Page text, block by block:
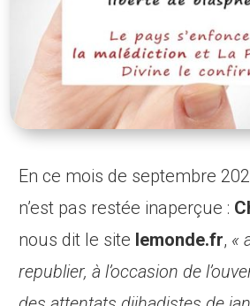
En ce mois de septembre
n’est pas restée inaperçue :
nous dit le site lemonde.fr, «
republier, à l’occasion de